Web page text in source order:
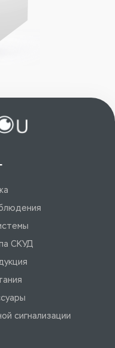
СКУД
сигнализации